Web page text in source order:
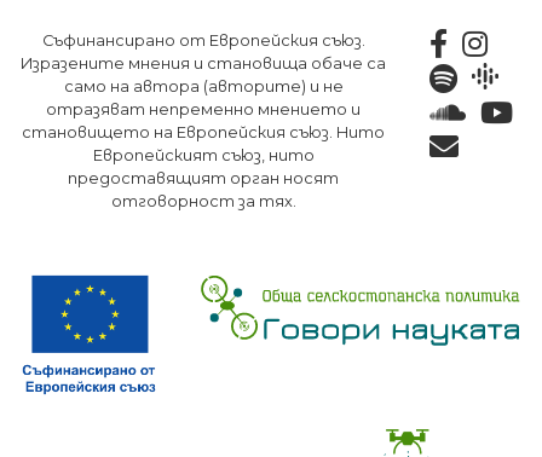
към
основното
съдържание
Съфинансирано от Европейския съюз.
Изразените мнения и становища обаче са
само на автора (авторите) и не
отразяват непременно мнението и
становището на Европейския съюз. Нито
Европейският съюз, нито
предоставящият орган носят
отговорност за тях.